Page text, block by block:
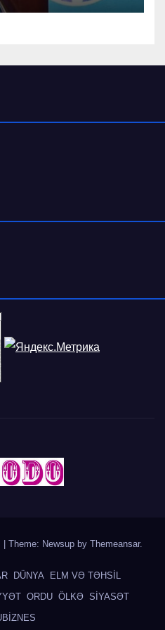
Theme: Newsup by Themeansar.
DÜNYA
ELM VƏ TƏHSİL
ORDU ÖLKƏ SİYASƏT